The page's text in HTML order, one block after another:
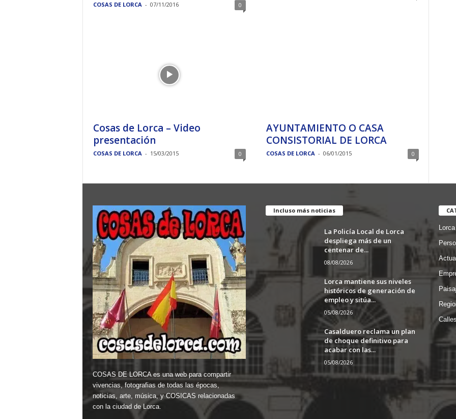
COSAS DE LORCA - 07/11/2016 0
Cosas de Lorca – Video
presentación
COSAS DE LORCA - 15/03/2015 0
AYUNTAMIENTO O CASA
CONSISTORIAL DE LORCA
COSAS DE LORCA - 06/01/2015 0
COSAS DE LORCA es una web para compartir
vivencias, fotografias de todas las épocas,
noticias, arte, música, y COSICAS relacionadas
con la ciudad de Lorca.
Incluso más noticias
La Policía Local de Lorca
despliega más de un
centenar de...
08/08/2026
Lorca mantiene sus niveles
históricos de generación de
empleo y sitúa...
05/08/2026
Casalduero reclama un plan
de choque definitivo para
acabar con las...
05/08/2026
Lorca